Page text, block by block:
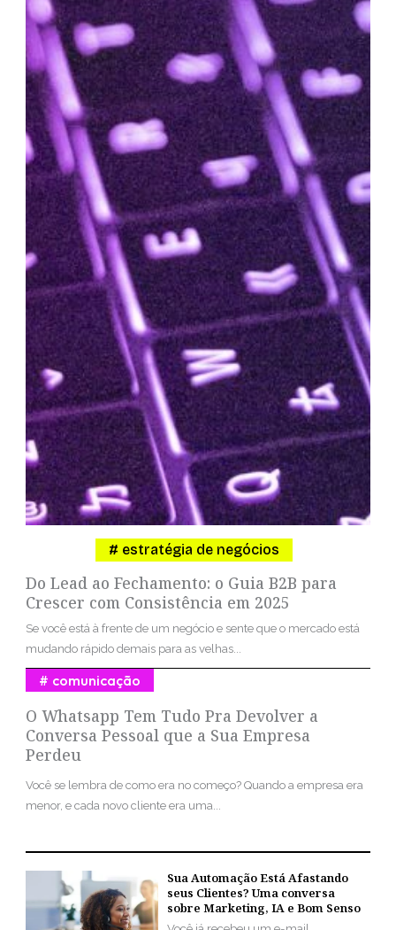
Do Lead ao Fechamento: o Guia B2B para
Crescer com Consistência em 2025
estratégia de negócios
Se você está à frente de um negócio e sente que o mercado está
mudando rápido demais para as velhas...
O Whatsapp Tem Tudo Pra Devolver a
Conversa Pessoal que a Sua Empresa
Perdeu
comunicação
Você se lembra de como era no começo? Quando a empresa era
menor, e cada novo cliente era uma...
Sua Automação Está Afastando
seus Clientes? Uma conversa
sobre Marketing, IA e Bom Senso